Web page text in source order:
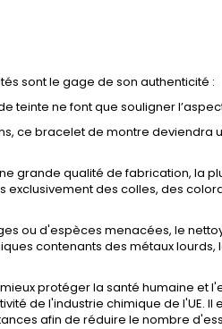
sont le gage de son authenticité :
teinte ne font que souligner
ce bracelet de montre deviendra
grande qualité de fabrication, la
des colles, des
ou d'espèces menacées, le
contenants des métaux lourds,
protéger la santé humaine et
de l'industrie chimique de l'UE.
afin de réduire le nombre